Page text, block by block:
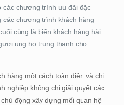
các chương trình ưu đãi đặc
các chương trình khách hàng
cùng là biến khách hàng hài
ủng hộ trung thành cho
hàng một cách toàn diện và chi
nghiệp không chỉ giải quyết các
động xây dựng mối quan hệ